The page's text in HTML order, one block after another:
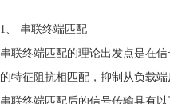
1、 串联终端匹配
串联终端匹配的理论出发点是在
的特征阻抗相匹配，抑制从负载
串联终端匹配后的信号传输具有以